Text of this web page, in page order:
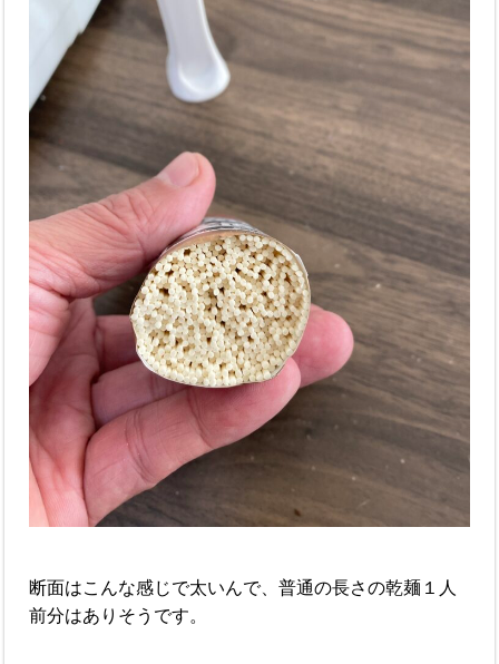
断面はこんな感じで太いんで、普通の長さの乾麺１人
前分はありそうです。